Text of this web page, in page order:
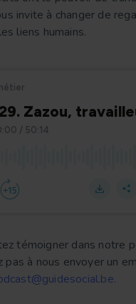
invite à changer de
liens humains.
témoigner dans notre
pas à nous envoyer un